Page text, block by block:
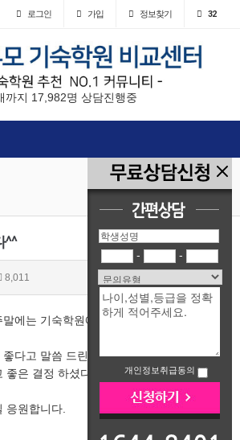
- -
개인정보취급동의
로그인 가입 정보찾기 32
까지 17,982명 상담진행중
^^
8,011
에는 기숙학원에 전국에서 상담하러 가기
다고 말씀 드린 것입니다.
좋은 결정 하셨다니 참 다행입니다.
응원합니다.